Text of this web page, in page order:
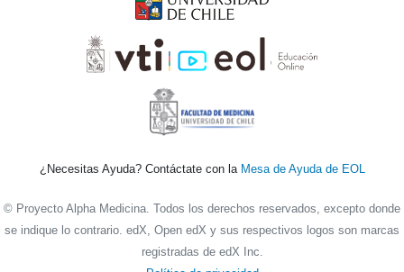
¿Necesitas Ayuda? Contáctate con la Mesa de Ayuda de EOL
© Proyecto Alpha Medicina. Todos los derechos reservados, excepto donde
se indique lo contrario. edX, Open edX y sus respectivos logos son marcas
registradas de edX Inc.